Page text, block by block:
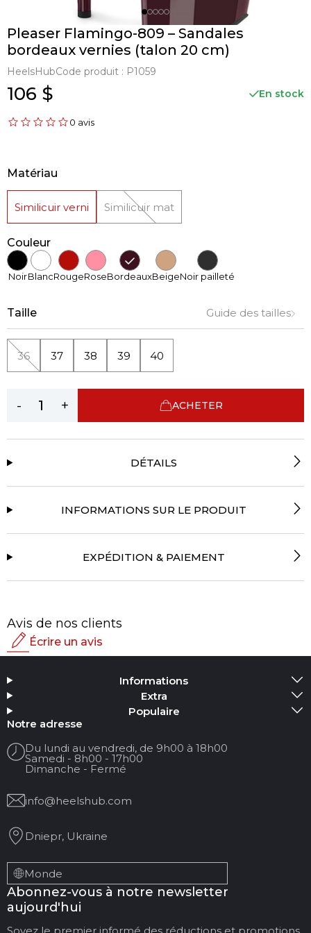
Pleaser Flamingo-809 – Sandales
bordeaux vernies (talon 20 cm)
HeelsHubCode produit : P1059
106 $ En stock
0 avis
Matériau
Similicuir verni Similicuir mat
Couleur
NoirBlancRougeRoseBordeauxBeigeNoir pailleté
Taille Guide des tailles
36 37 38 39 40
- + ACHETER
DÉTAILS
INFORMATIONS SUR LE PRODUIT
EXPÉDITION & PAIEMENT
Avis de nos clients
Écrire un avis
Ajouter un média
Votre nom :
Votre email
Titre de la revue
Votre avis :
Informations
Extra
Populaire
Notre adresse
Du lundi au vendredi, de 9h00 à 18h00
Samedi - 8h00 - 17h00
Dimanche - Fermé
info@heelshub.com
Dniepr, Ukraine
Monde
Abonnez-vous à notre newsletter
aujourd'hui